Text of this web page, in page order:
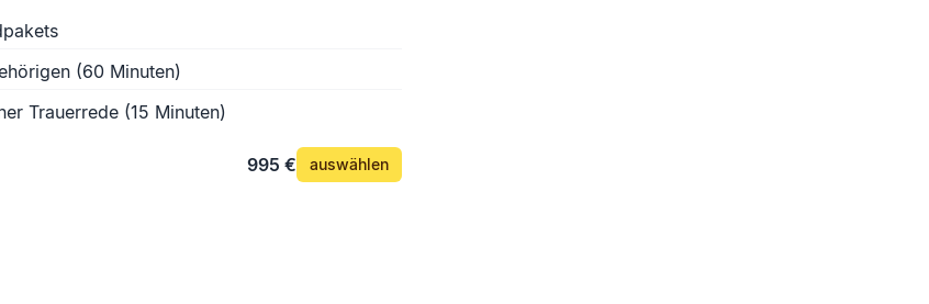
(60 Minuten)
Trauerrede (15 Minuten)
995 € auswählen